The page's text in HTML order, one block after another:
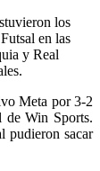
los
en las
y Real
Meta por 3-2
de Win Sports.
pudieron sacar